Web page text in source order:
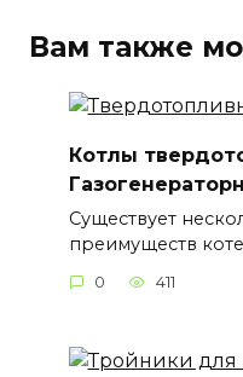
Вам также
Котлы
Существует
преимуществ
0 411